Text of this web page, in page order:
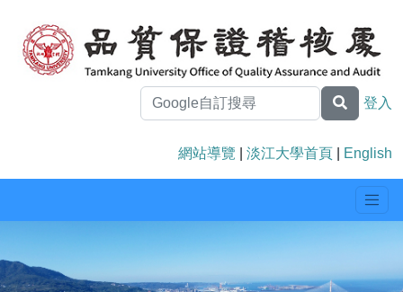
登入
網站導覽 淡江大學首頁 English